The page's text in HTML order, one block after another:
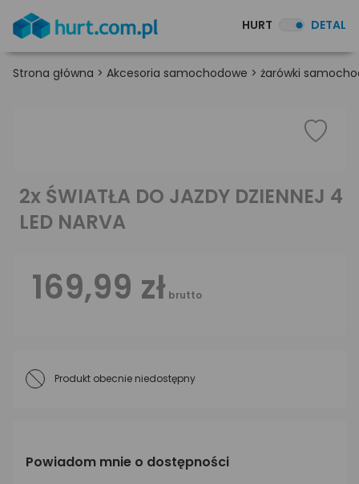
HURT DETAL
Strona główna > Akcesoria samochodowe > żarówki
2x ŚWIATŁA DO JAZDY DZIENNEJ 4
LED NARVA
169,99 zł brutto
Produkt obecnie niedostępny
Powiadom mnie o dostępności